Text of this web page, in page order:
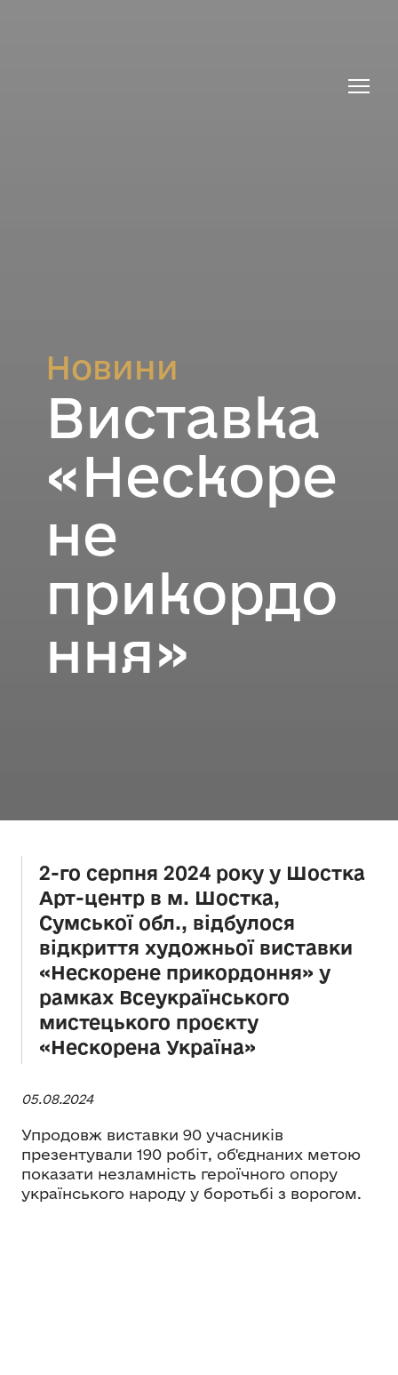
Новини
Виставка
«Нескоре
не
прикордо
ння»
2-го серпня 2024 року у Шостка
Арт-центр в м. Шостка,
Сумської обл., відбулося
відкриття художньої виставки
«Нескорене прикордоння» у
рамках Всеукраїнського
мистецького проєкту
«Нескорена Україна»
05.08.2024
Упродовж виставки 90 учасників
презентували 190 робіт, об'єднаних метою
показати незламність героїчного опору
українського народу у боротьбі з ворогом.